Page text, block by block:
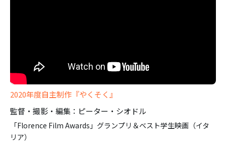
2020年度自主制作『やくそく』
監督・撮影・編集：ピーター・シオドル
「Florence Film Awards」グランプリ＆ベスト学生映画（イタ
リア）